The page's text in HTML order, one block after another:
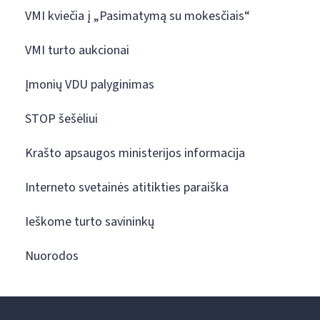
VMI kviečia į „Pasimatymą su mokesčiais“
VMI turto aukcionai
Įmonių VDU palyginimas
STOP šešėliui
Krašto apsaugos ministerijos informacija
Interneto svetainės atitikties paraiška
Ieškome turto savininkų
Nuorodos